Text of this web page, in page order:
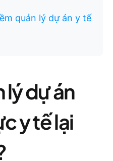
quản lý dự án y tế
lý dự án
y tế lại